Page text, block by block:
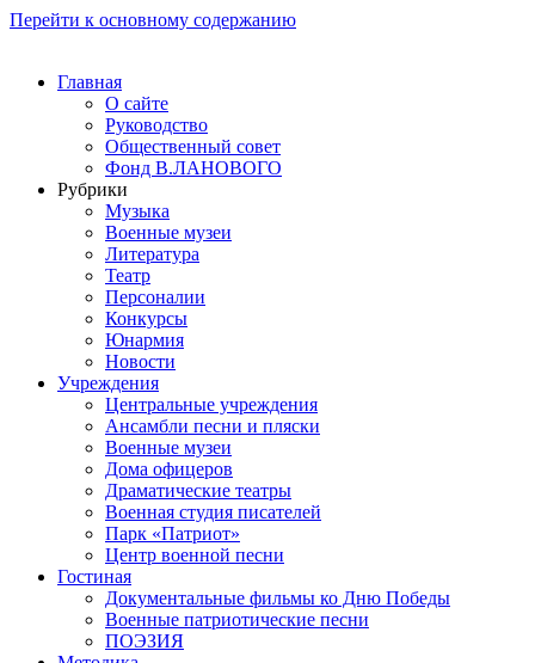
Перейти к основному содержанию
Главная
О сайте
Руководство
Общественный совет
Фонд В.ЛАНОВОГО
Рубрики
Музыка
Военные музеи
Литература
Театр
Персоналии
Конкурсы
Юнармия
Новости
Учреждения
Центральные учреждения
Ансамбли песни и пляски
Военные музеи
Дома офицеров
Драматические театры
Военная студия писателей
Парк «Патриот»
Центр военной песни
Гостиная
Документальные фильмы ко Дню Победы
Военные патриотические песни
ПОЭЗИЯ